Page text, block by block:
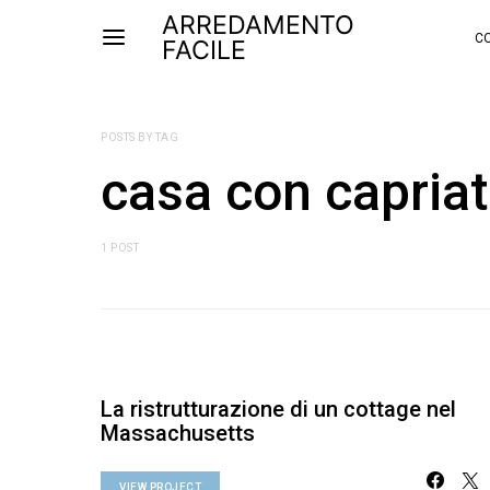
ARREDAMENTO
FACILE
POSTS BY TAG
casa con
1 POST
La ristrutturazione di un cottage nel
Massachusetts
VIEW PROJECT